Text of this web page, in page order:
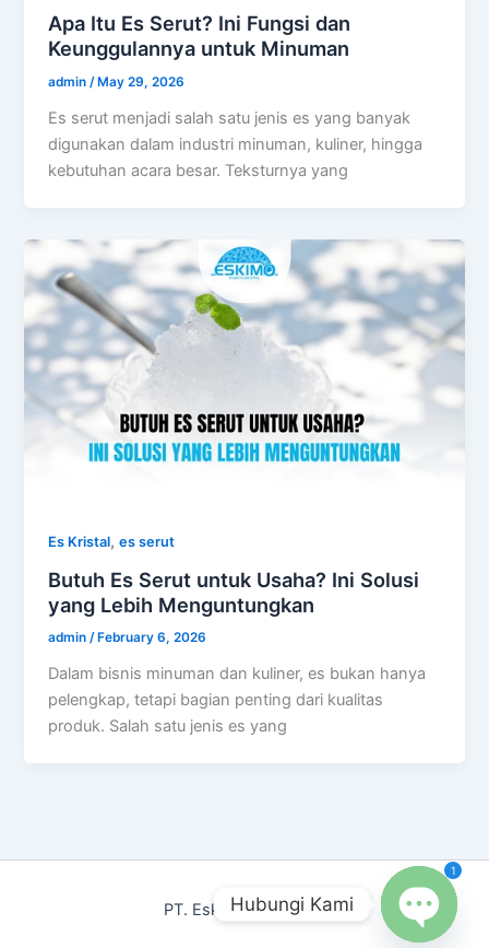
Apa Itu Es Serut? Ini Fungsi dan
Keunggulannya untuk Minuman
admin/ May 29, 2026
Es serut menjadi salah satu jenis es yang banyak
digunakan dalam industri minuman, kuliner, hingga
kebutuhan acara besar. Teksturnya yang
Es Kristal,es serut
Butuh Es Serut untuk Usaha? Ini Solusi
yang Lebih Menguntungkan
admin/ February 6, 2026
Dalam bisnis minuman dan kuliner, es bukan hanya
pelengkap, tetapi bagian penting dari kualitas
produk. Salah satu jenis es yang
PT. Eskimo Polar Indo
Hubungi Kami
1